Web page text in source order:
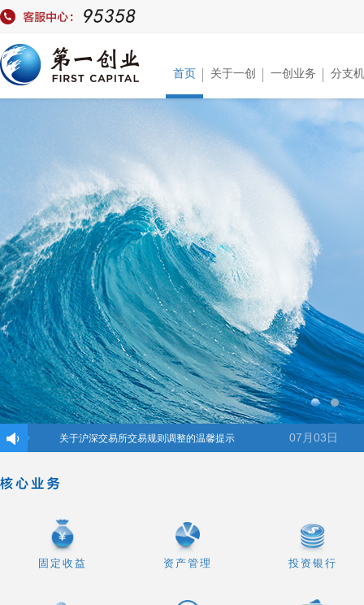
首页 关于一创 一创业务 分支
关于沪深交易所交易规则调整的温馨提示 07月03日
固定收益 资产管理 投资银行